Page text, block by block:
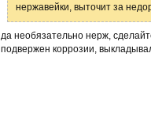
нержавейки, выточит за
да необязательно нерж,
подвержен коррозии,